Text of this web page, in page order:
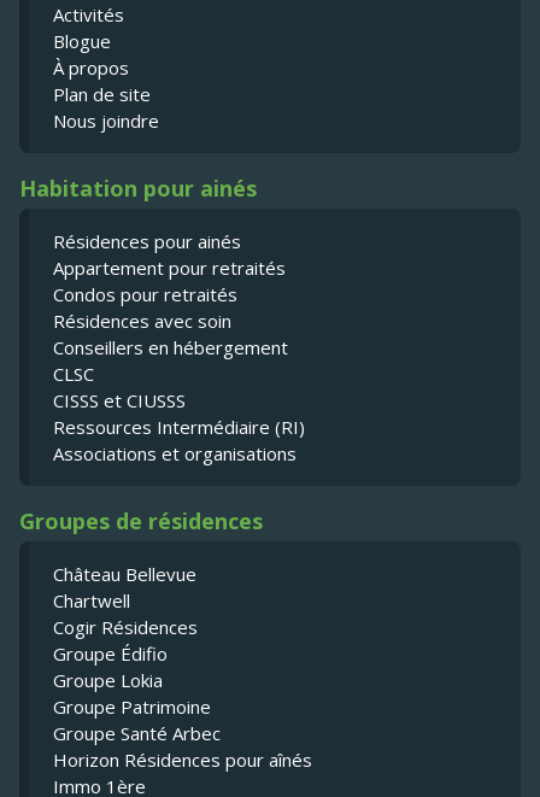
Activités
Blogue
À propos
Plan de site
Nous joindre
Habitation pour ainés
Résidences pour ainés
Appartement pour retraités
Condos pour retraités
Résidences avec soin
Conseillers en hébergement
CLSC
CISSS et CIUSSS
Ressources Intermédiaire (RI)
Associations et organisations
Groupes de résidences
Château Bellevue
Chartwell
Cogir Résidences
Groupe Édifio
Groupe Lokia
Groupe Patrimoine
Groupe Santé Arbec
Horizon Résidences pour aînés
Immo 1ère